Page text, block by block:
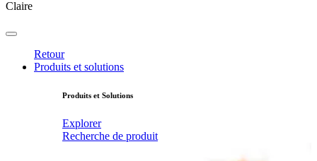
Claire
Retour
Produits et solutions
Produits et Solutions
Explorer
Recherche de produit